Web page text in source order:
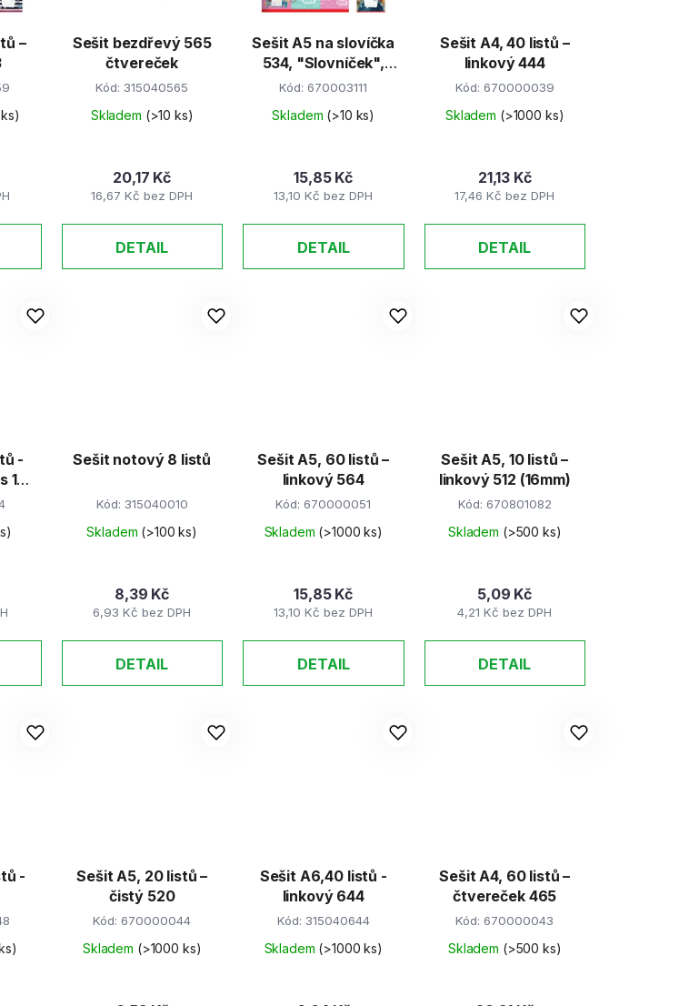
–
Sešit bezdřevý 565
čtvereček
Kód:315040565
Skladem (>10 ks)
16,67 Kč bez DPH
20,17 Kč
DETAIL
Sešit A5 na slovíčka
534, "Slovníček",
Junior
Kód:670003111
Skladem (>10 ks)
13,10 Kč bez DPH
15,85 Kč
DETAIL
Sešit A4, 40 listů –
linkový 444
Kód: 670000039
Skladem (>1000 ks)
17,46 Kč bez DPH
21,13 Kč
DETAIL
-
1
Sešit notový 8 listů
Kód: 315040010
Skladem (>100 ks)
6,93 Kč bez DPH
8,39 Kč
DETAIL
Sešit A5, 60 listů –
linkový 564
Kód:670000051
Skladem (>1000 ks)
13,10 Kč bez DPH
15,85 Kč
DETAIL
Sešit A5, 10 listů –
linkový 512 (16mm)
Kód: 670801082
Skladem (>500 ks)
4,21 Kč bez DPH
5,09 Kč
DETAIL
-
Sešit A5, 20 listů –
čistý 520
Kód:670000044
Skladem (>1000 ks)
Sešit A6,40 listů -
linkový 644
Kód: 315040644
Skladem (>1000 ks)
Sešit A4, 60 listů –
čtvereček 465
Kód:670000043
Skladem (>500 ks)